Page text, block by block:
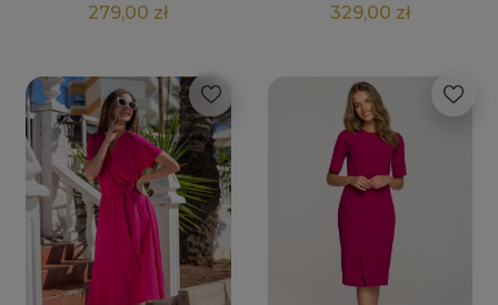
279,00 zł 329,00 zł